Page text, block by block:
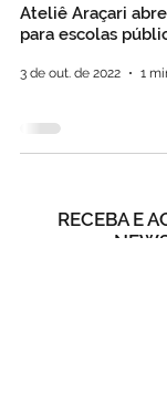
Ateliê Araçari
para escolas
3 de out. de 2022
RECEBA E